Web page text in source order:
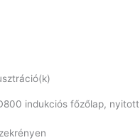
indukciós főzőlap,